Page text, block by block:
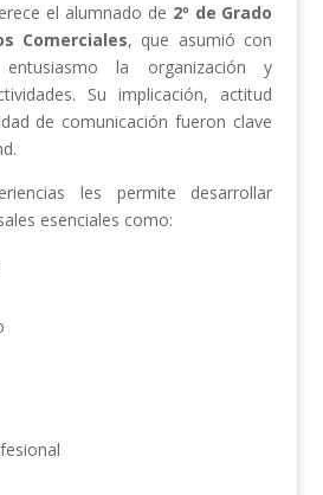
el alumnado de 2º de Grado
Comerciales, que asumió con
entusiasmo la organización y
Su implicación, actitud
de comunicación fueron clave
les permite desarrollar
esenciales como: